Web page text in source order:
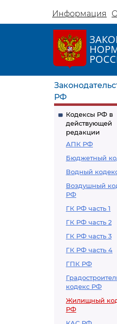
Информация
РФ
Кодексы РФ в
действующей
редакции
АПК РФ
Бюджетный
Водный
Воздушный
РФ
ГК РФ часть 1
ГК РФ часть 2
ГК РФ часть 3
ГК РФ часть 4
ГПК РФ
кодекс РФ
Жилищный
РФ